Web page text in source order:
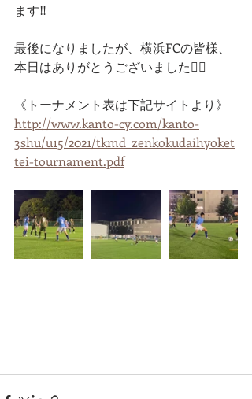
ます‼️
最後になりましたが、横浜FCの皆様、
本日はありがとうございました🙇‍♂️
《トーナメント表は下記サイトより》
http://www.kanto-cy.com/kanto-
3shu/u15/2021/tkmd_zenkokudaihyoket
tei-tournament.pdf